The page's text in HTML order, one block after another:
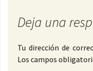
Deja una
Tu dirección de
Los campos